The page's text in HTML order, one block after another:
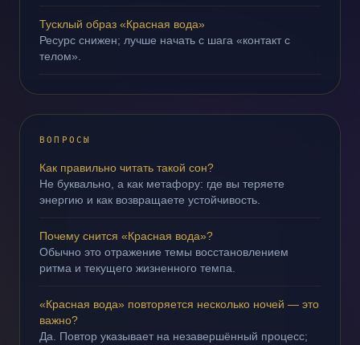
Тусклый образ «Красная вода»
Ресурс снижен; лучше начать с шага «контакт с
телом».
ВОПРОСЫ
Как правильно читать такой сон?
Не буквально, а как метафору: где вы теряете
энергию и как возвращаете устойчивость.
Почему снится «Красная вода»?
Обычно это отражение темы восстановлением
ритма и текущего жизненного темпа.
«Красная вода» повторяется несколько ночей — это
важно?
Да. Повтор указывает на незавершённый процесс;